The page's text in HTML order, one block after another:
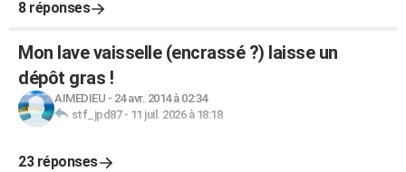
8 réponses
Mon lave vaisselle (encrassé ?) laisse un
dépôt gras !
AIMEDIEU - 24 avr. 2014 à 02:34
stf_jpd87- 11 juil. 2026 à 18:18
23 réponses